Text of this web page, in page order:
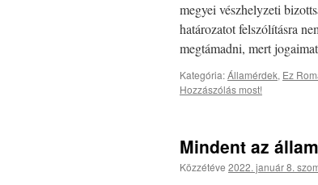
megyei vészhelyzeti
határozatot felszólításra
megtámadni, mert
Kategória:Államérdek, Ez
Hozzászólás most!
Mindent az
Közzétéve 2022. január 8.